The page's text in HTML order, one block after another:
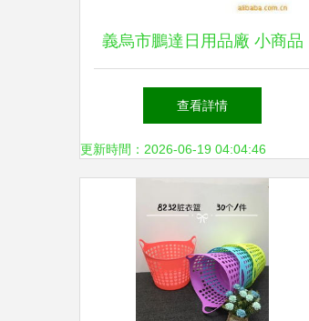
義烏市鵬達日用品廠 小商品
里的生活智慧與大產業張力
查看詳情
更新時間：2026-06-19 04:04:46